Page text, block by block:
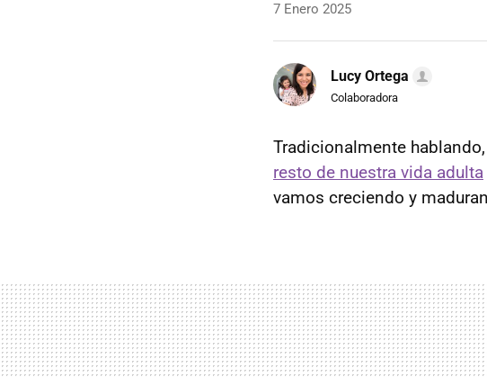
7 Enero 2025
Lucy Ortega
Colaboradora
Tradicionalmente hablando,
resto de nuestra vida adulta
vamos creciendo y